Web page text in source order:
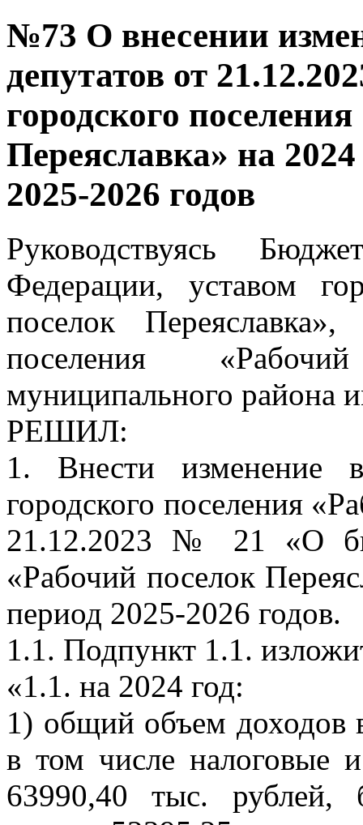
№73 О внесении
депутатов от
городского
Переяславка» на
2025-2026 годов
Руководствуясь
Федерации, уставом
поселок
поселения
муниципального района
РЕШИЛ:
1. Внести изменение
городского поселения
21.12.2023 № 21 «О
«Рабочий поселок
период 2025-2026 годов.
1.1. Подпункт 1.1.
«1.1. на 2024 год:
1) общий объем доходов
в том числе налоговые
63990,40 тыс. рублей,